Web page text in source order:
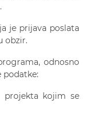
je prijava poslata
obzir.
odnosno
podatke:
projekta kojim se